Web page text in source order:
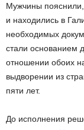
Мужчины
и находились в
необходимых
стали основанием
отношении обоих
выдворении из
пяти лет.
До исполнения